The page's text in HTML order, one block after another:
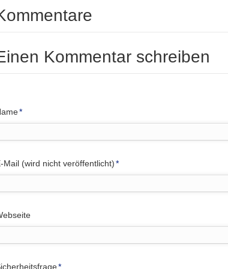
Kommentar schreiben
*
Mail (wird nicht veröffentlicht)*
*